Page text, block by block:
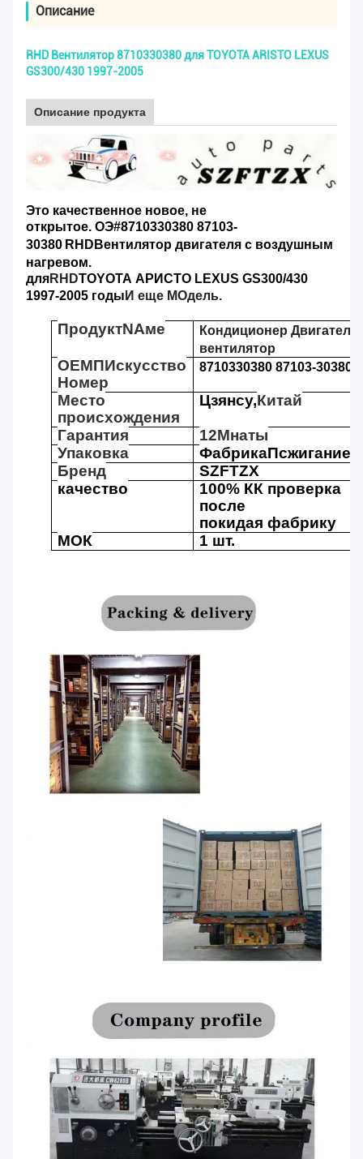
Описание
RHD Вентилятор 8710330380 для TOYOTA ARISTO LEXUS
GS300/430 1997-2005
Описание продукта
Это качественное новое, не
открытое. ОЭ#8710330380 87103-
30380 RHD Вентилятор двигателя с воздушным
нагревом.
дляRHDTOYOTA АРИСТО LEXUS GS300/430
1997-2005 годы И еще МОдель.
ПродуктNАме Кондиционер
вентилятор
OEMПИскусство
Номер
8710330380 87103-30380
Место
происхождения
Цзянсу,Китай
Гарантия 12Мнаты
Упаковка
ФабрикаПсжигание
Бренд
SZFTZX
качество
100% КК проверка
после
покидая фабрику
МОК
1 шт.